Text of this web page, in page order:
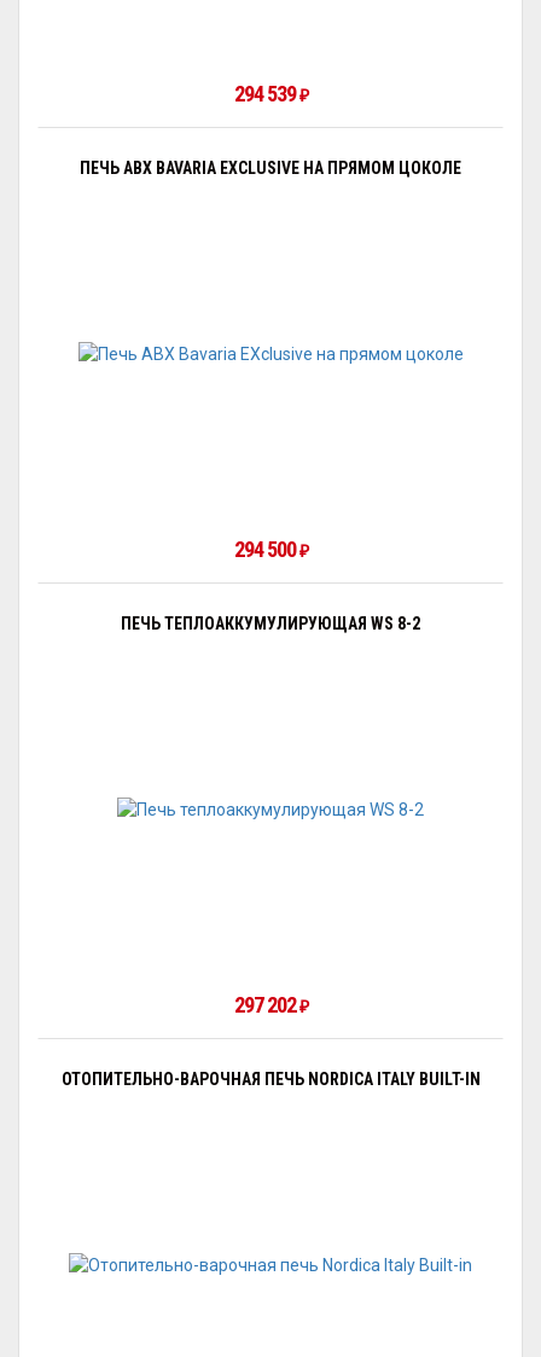
294 539 ₽
ПЕЧЬ ABX BAVARIA EXCLUSIVE НА ПРЯМОМ ЦОКОЛЕ
294 500 ₽
ПЕЧЬ ТЕПЛОАККУМУЛИРУЮЩАЯ WS 8-2
297 202 ₽
ОТОПИТЕЛЬНО-ВАРОЧНАЯ ПЕЧЬ NORDICA ITALY BUILT-IN